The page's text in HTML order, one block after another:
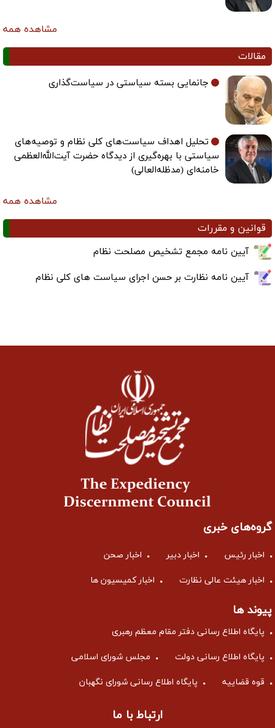
مشاهده همه
مقالات
جانمایی بسته سیاستی در سیاست‌گذاری
تحلیل اهداف سیاست‌های کلی نظام و توصیه‌های
سیاستی با بهره‌گیری از دیدگاه حضرت آیت‌الله‌العظمی
خامنه‌ای (مدظله‌العالی)
مشاهده همه
قوانین و مقررات
آیین نامه مجمع تشخیص مصلحت نظام
آیین نامه نظارت بر حسن اجرای سیاست های کلی نظام
گروه‌های خبری
اخبار رئیس اخبار دبیر اخبار صحن
اخبار هیئت عالی نظارت اخبار کمیسیون ها
پیوند ها
پایگاه اطلاع رسانی دفتر مقام معظم رهبری
پایگاه اطلاع رسانی دولت مجلس شورای اسلامی
قوه قضاییه پایگاه اطلاع رسانی شورای نگهبان
ارتباط با ما